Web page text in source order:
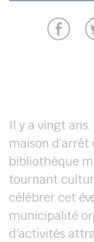
Il y a vingt
maison
bibliothèque
tournant
célébrer cet
municipalité
d’activités